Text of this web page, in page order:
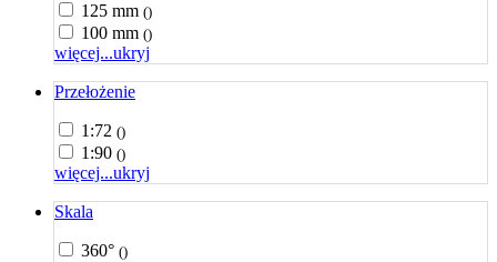
125 mm ()
100 mm ()
więcej...ukryj
Przełożenie
1:72 ()
1:90 ()
więcej...ukryj
Skala
360° ()